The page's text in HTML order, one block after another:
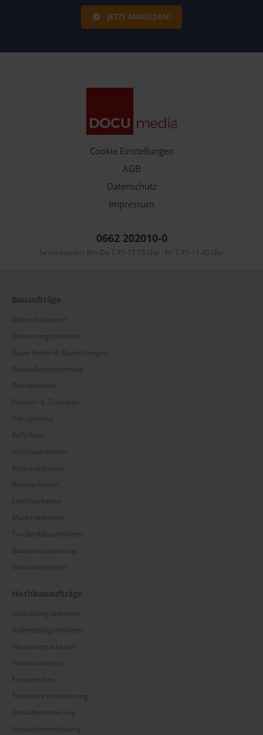
JETZT ANMELDEN!
Cookie Einstellungen
AGB
Datenschutz
Impressum
0662 202010-0
Servicezeiten: Mo-Do 7.45-17.15 Uhr · Fr: 7.45-11.45 Uhr
Bauaufträge
Abbrucharbeiten
Entkernungsarbeiten
Bauarbeiten & Bauleistungen
Baustelleneinrichtung
Dacharbeiten
Fenster- & Türenbau
Garagenbau
Kellerbau
Holzbauarbeiten
Rohbauarbeiten
Betonarbeiten
Estricharbeiten
Maurerarbeiten
Trockenbbauarbeiten
Bauwerkssanierung
Subunternehmer
Hochbauaufträge
Abdichtungsarbeiten
Bodenbelagsarbeiten
Fliesenlegearbeiten
Parkettarbeiten
Fassadenbau
Fassadenrestaurierung
Fassadensanierung
Fassadenverkleidung